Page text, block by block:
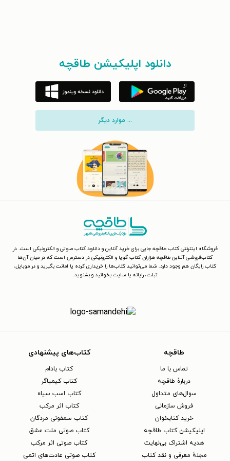
دانلود اپلیکیشن طاقچه
... موارد دیگر
فروشگاه اینترنتی کتاب طاقچه جایی برای خرید آنلاین و دانلود کتاب صوتی و الکترونیکی است. در
کتاب‌فروشی آنلاین طاقچه هزاران کتاب گویا و الکترونیکی در دسترس است که در میان آن‌ها
کتاب رایگان هم وجود دارد. شما می‌توانید کتاب‌ها را خریداری کرده یا امانت بگیرید و در موبایل،
تبلت، رایانه یا سایت بخوانید و بشنوید.
طاقچه
تماس با ما
دربارهٔ طاقچه
سوال‌های متداول
فروش سازمانی
خرید کتابخوان
اپلیکیشن کتاب طاقچه
هدیه اشتراک بی‌نهایت
مجلهٔ معرفی و نقد کتاب
کتاب‌های پیشنهادی
کتاب بادام
کتاب کیمیاگر
کتاب اسب سیاه
کتاب اثر مرکب
کتاب سمفونی مردگان
کتاب صوتی ملت عشق
کتاب صوتی اثر مرکب
کتاب صوتی عادت‌های اتمی